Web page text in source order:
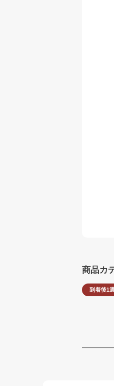
商品カ
到着後1